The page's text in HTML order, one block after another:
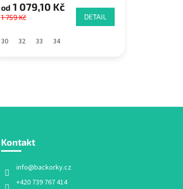
od 1 079,10 Kč
1 759 Kč DETAIL
30 32 33 34
Kontakt
info@backorky.cz
+420 739 767 414